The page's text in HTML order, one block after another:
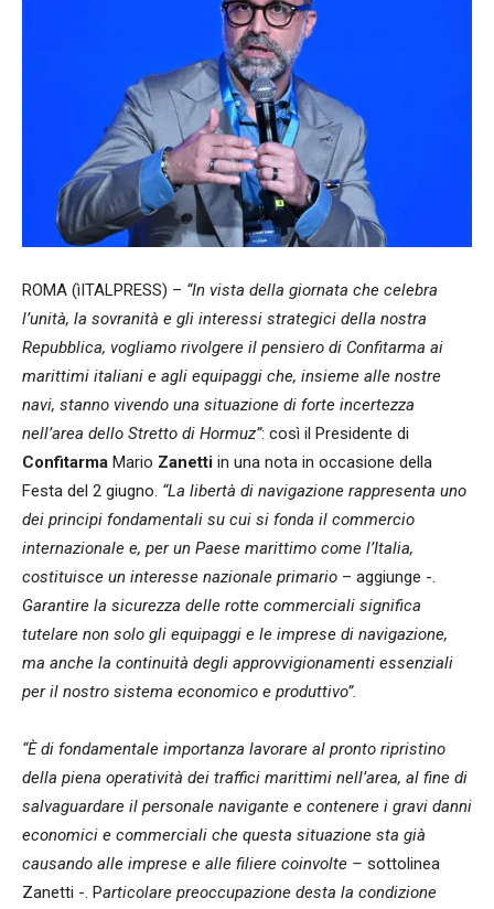
ROMA (ìITALPRESS) – “In vista della giornata che celebra
l’unità, la sovranità e gli interessi strategici della nostra
Repubblica, vogliamo rivolgere il pensiero di Confitarma ai
marittimi italiani e agli equipaggi che, insieme alle nostre
navi, stanno vivendo una situazione di forte incertezza
nell’area dello Stretto di Hormuz”: così il Presidente di
Confitarma Mario Zanetti in una nota in occasione della
Festa del 2 giugno. “La libertà di navigazione rappresenta uno
dei principi fondamentali su cui si fonda il commercio
internazionale e, per un Paese marittimo come l’Italia,
costituisce un interesse nazionale primario – aggiunge -.
Garantire la sicurezza delle rotte commerciali significa
tutelare non solo gli equipaggi e le imprese di navigazione,
ma anche la continuità degli approvvigionamenti essenziali
per il nostro sistema economico e produttivo”.
“È di fondamentale importanza lavorare al pronto ripristino
della piena operatività dei traffici marittimi nell’area, al fine di
salvaguardare il personale navigante e contenere i gravi danni
economici e commerciali che questa situazione sta già
causando alle imprese e alle filiere coinvolte – sottolinea
Zanetti -. Particolare preoccupazione desta la condizione